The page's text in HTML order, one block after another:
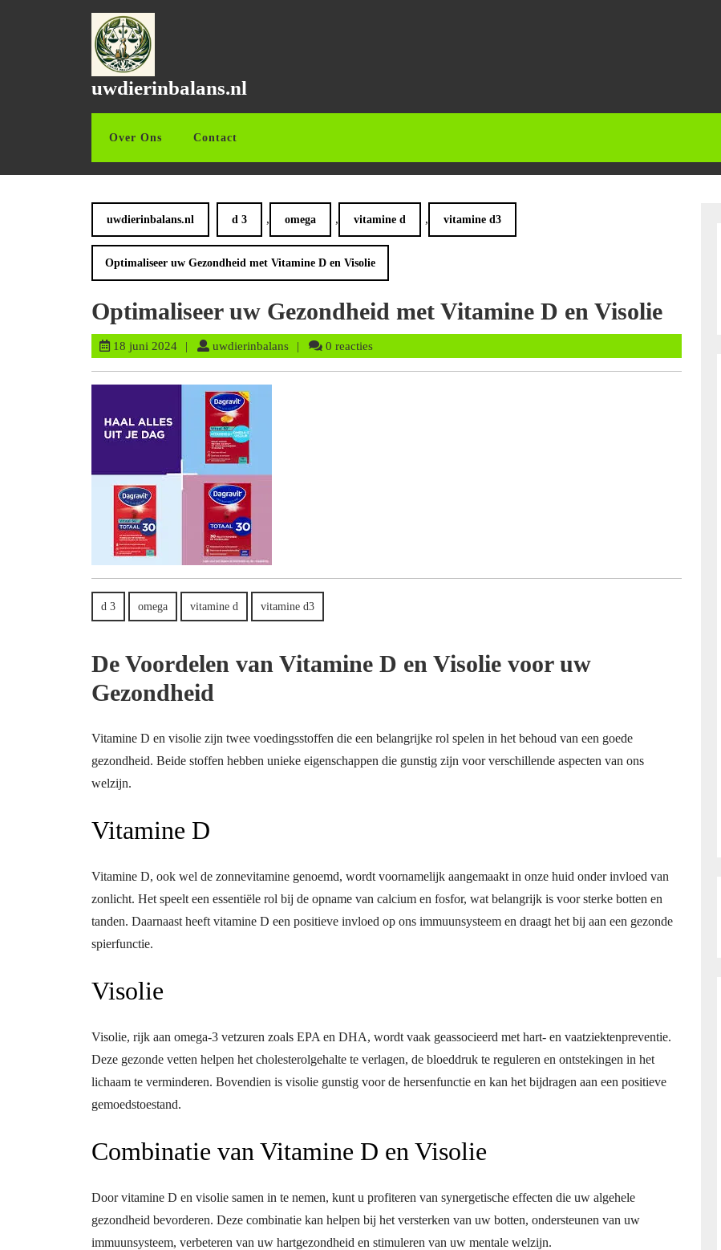
uwdierinbalans.nl
Over Ons Contact
uwdierinbalans.nl d 3 , omega , vitamine d , vitamine d3
Optimaliseer uw Gezondheid met Vitamine D en Visolie
Optimaliseer uw Gezondheid met Vitamine D en Visolie
18 juni 202418
uwdierinbalansuwdierinbalans
0 reacties
d 3 omega vitamine d vitamine d3
De Voordelen van Vitamine D en Visolie voor uw
Gezondheid
Vitamine D en visolie zijn twee voedingsstoffen die een belangrijke rol spelen in het behoud van een goede
gezondheid. Beide stoffen hebben unieke eigenschappen die gunstig zijn voor verschillende aspecten van ons
welzijn.
Vitamine D
Vitamine D, ook wel de zonnevitamine genoemd, wordt voornamelijk aangemaakt in onze huid onder invloed van
zonlicht. Het speelt een essentiële rol bij de opname van calcium en fosfor, wat belangrijk is voor sterke botten en
tanden. Daarnaast heeft vitamine D een positieve invloed op ons immuunsysteem en draagt het bij aan een gezonde
spierfunctie.
Visolie
Visolie, rijk aan omega-3 vetzuren zoals EPA en DHA, wordt vaak geassocieerd met hart- en vaatziektenpreventie.
Deze gezonde vetten helpen het cholesterolgehalte te verlagen, de bloeddruk te reguleren en ontstekingen in het
lichaam te verminderen. Bovendien is visolie gunstig voor de hersenfunctie en kan het bijdragen aan een positieve
gemoedstoestand.
Combinatie van Vitamine D en Visolie
Door vitamine D en visolie samen in te nemen, kunt u profiteren van synergetische effecten die uw algehele
gezondheid bevorderen. Deze combinatie kan helpen bij het versterken van uw botten, ondersteunen van uw
immuunsysteem, verbeteren van uw hartgezondheid en stimuleren van uw mentale welzijn.